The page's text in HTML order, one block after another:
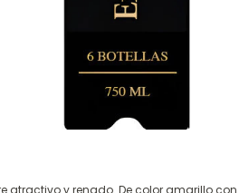
atractivo y renado. De color amarillo con